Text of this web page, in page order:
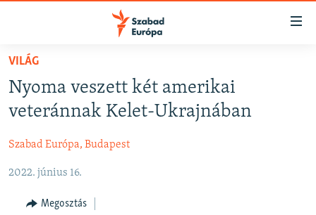
Akadálymentes
Ugrás
fő
oldalra
Ugrás
AKTUÁLIS
VIDEÓK
ELEMZŐ
NER15
VILÁG
Nyoma veszett két amerikai
veteránnak Kelet-Ukrajnában
Szabad Európa, Budapest
2022. június 16.
Megosztás